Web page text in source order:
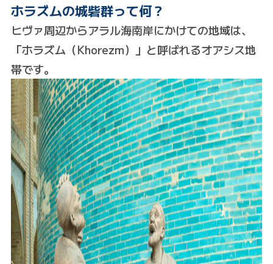
ホラズムの城砦群って何？
ヒヴァ周辺からアラル海南岸にかけての地域は、
「ホラズム（Khorezm）」と呼ばれるオアシス地
帯です。